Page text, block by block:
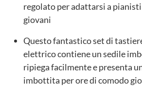
regolato per adattarsi a
giovani
Questo fantastico set di
elettrico contiene un sedile
ripiega facilmente e presenta
imbottita per ore di comodo